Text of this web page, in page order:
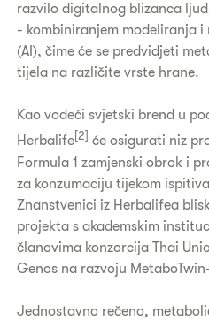
razvilo digitalnog blizanca
- kombiniranjem modeliranja i
(AI), čime će se predvidjeti
tijela na različite vrste hrane.
Kao vodeći svjetski brend u
Herbalife [2] će osigurati niz
Formula 1 zamjenski obrok i
za konzumaciju tijekom
Znanstvenici iz Herbalifea
projekta s akademskim
članovima konzorcija Thai
Genos na razvoju
Jednostavno rečeno,